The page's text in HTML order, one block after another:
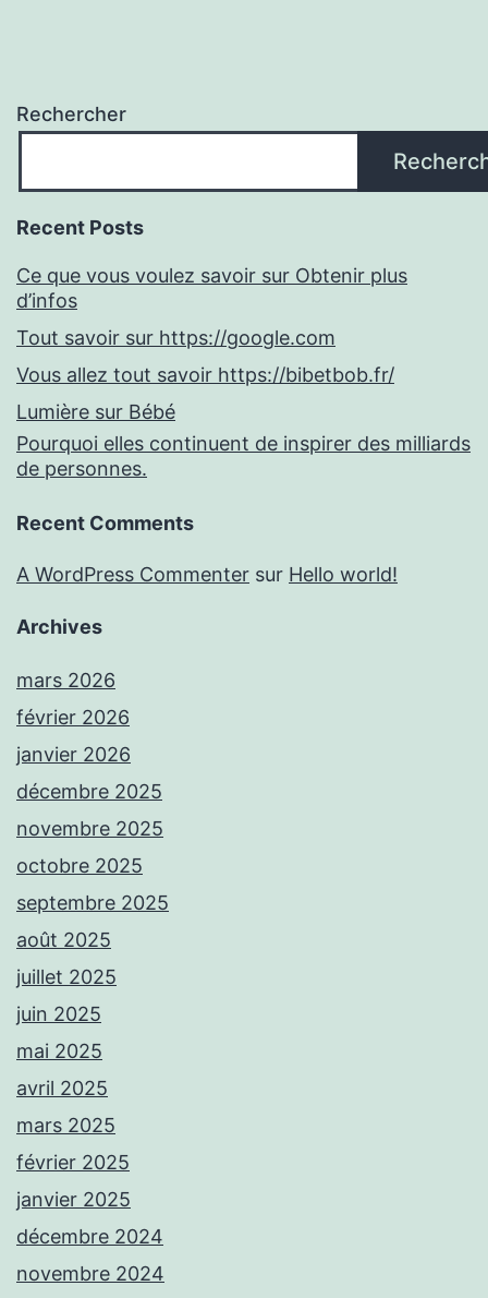
Rechercher
Recent Posts
Ce que vous voulez savoir sur Obtenir plus
d’infos
Tout savoir sur https://google.com
Vous allez tout savoir https://bibetbob.fr/
Lumière sur Bébé
Pourquoi elles continuent de inspirer des milliards
de personnes.
Recent Comments
A WordPress Commenter sur Hello world!
Archives
mars 2026
février 2026
janvier 2026
décembre 2025
novembre 2025
octobre 2025
septembre 2025
août 2025
juillet 2025
juin 2025
mai 2025
avril 2025
mars 2025
février 2025
janvier 2025
décembre 2024
novembre 2024